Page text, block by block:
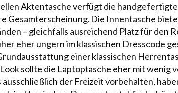
Aktentasche verfügt die
Gesamterscheinung. Die Innentasche
– gleichfalls ausreichend Platz für den
eher ungern im klassischen Dresscode
einer klassischen
sollte die Laptoptasche eher mit wenig
der Freizeit vorbehalten,